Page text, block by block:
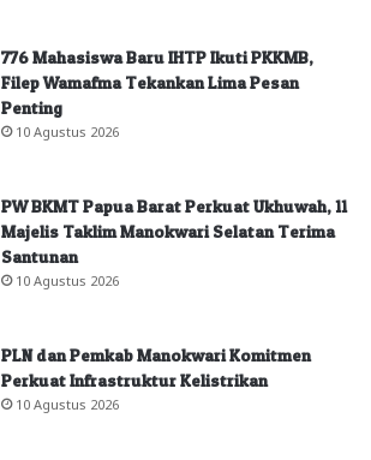
776 Mahasiswa Baru IHTP Ikuti PKKMB,
Filep Wamafma Tekankan Lima Pesan
Penting
10 Agustus 2026
PW BKMT Papua Barat Perkuat Ukhuwah, 11
Majelis Taklim Manokwari Selatan Terima
Santunan
10 Agustus 2026
PLN dan Pemkab Manokwari Komitmen
Perkuat Infrastruktur Kelistrikan
10 Agustus 2026